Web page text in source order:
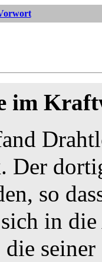
im
Der
so
in
die